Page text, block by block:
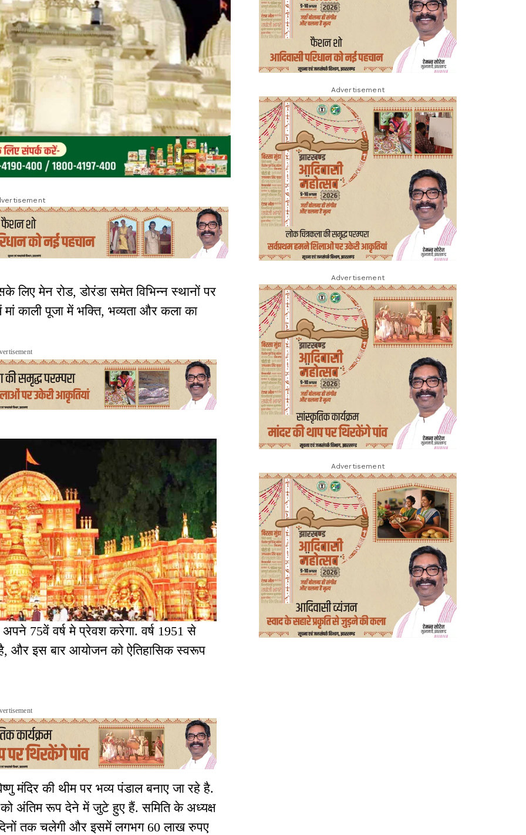
लिए मेन रोड, डोरंडा समेत विभिन्न स्थानों पर
मां काली पूजा में भक्ति, भव्यता और कला का
अपने 75वें वर्ष मे प्रेवश करेगा. वर्ष 1951 से
है, और इस बार आयोजन को ऐतिहासिक स्वरूप
मंदिर की थीम पर भव्य पंडाल बनाए जा रहे है.
अंतिम रूप देने में जुटे हुए हैं. समिति के अध्यक्ष
दिनों तक चलेगी और इसमें लगभग 60 लाख रुपए
Advertisement
Advertisement
Advertisement